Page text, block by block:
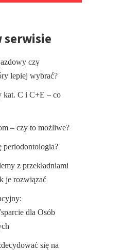
serwisie
czy
lepiej wybrać?
kat. C i C+E – co
– czy to możliwe?
periodontologia?
z przekładniami
je rozwiązać
dla Osób
się na